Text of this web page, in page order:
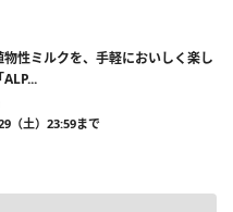
物性ミルクを、手軽においしく楽し
（土）23:59まで